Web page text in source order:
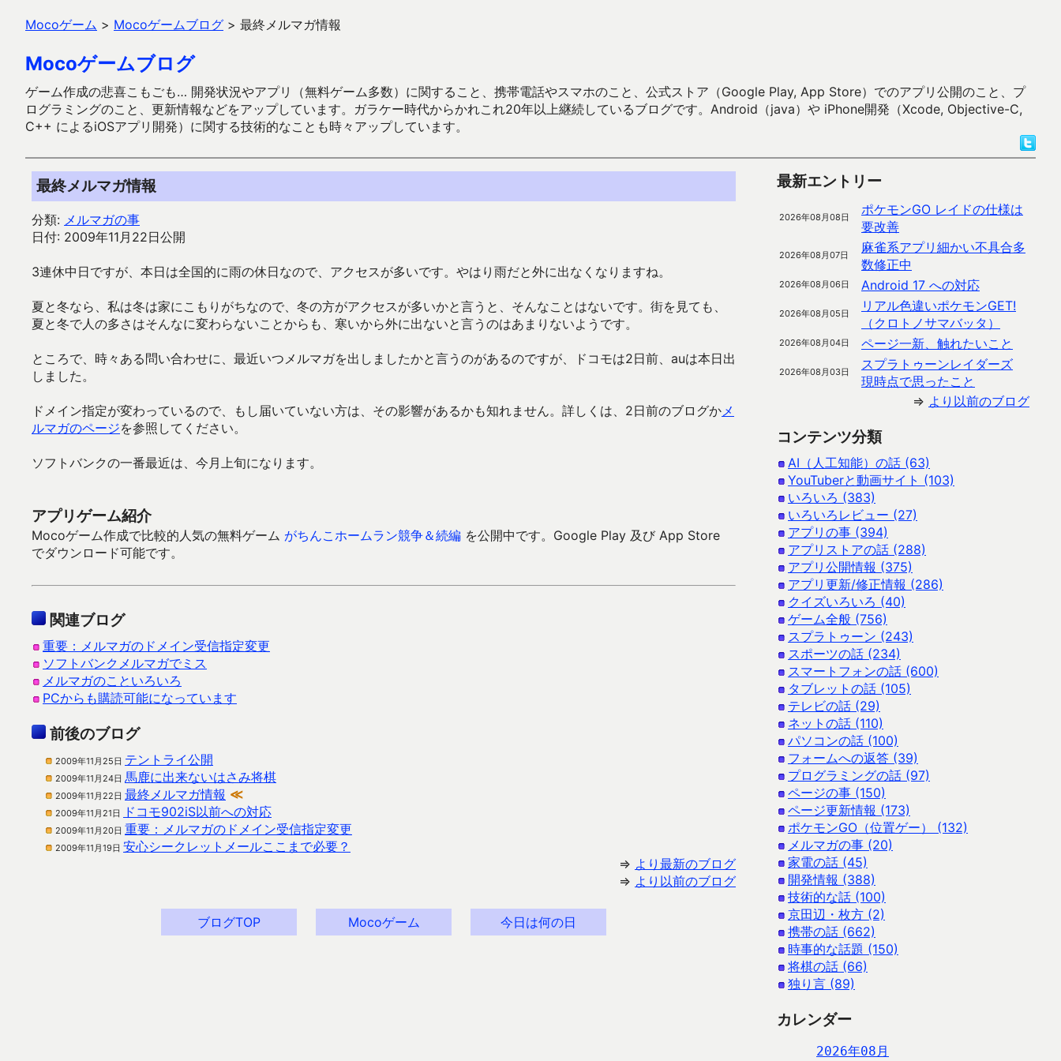
Mocoゲーム > Mocoゲームブログ > 最終メルマガ情報
Mocoゲームブログ
ゲーム作成の悲喜こもごも… 開発状況やアプリ（無料ゲーム多数）に関すること、携帯電話やスマホのこと、公式ストア（Google Play, App Store）でのアプリ公開のこと、プ
ログラミングのこと、更新情報などをアップしています。ガラケー時代からかれこれ20年以上継続しているブログです。Android（java）や iPhone開発（Xcode, Objective-C,
C++ によるiOSアプリ開発）に関する技術的なことも時々アップしています。
最終メルマガ情報
分類: メルマガの事
日付: 2009年11月22日公開
3連休中日ですが、本日は全国的に雨の休日なので、アクセスが多いです。やはり雨だと外に出なくなりますね。
夏と冬なら、私は冬は家にこもりがちなので、冬の方がアクセスが多いかと言うと、そんなことはないです。街を見ても、
夏と冬で人の多さはそんなに変わらないことからも、寒いから外に出ないと言うのはあまりないようです。
ところで、時々ある問い合わせに、最近いつメルマガを出しましたかと言うのがあるのですが、ドコモは2日前、auは本日出
しました。
ドメイン指定が変わっているので、もし届いていない方は、その影響があるかも知れません。詳しくは、2日前のブログかメ
ルマガのページを参照してください。
ソフトバンクの一番最近は、今月上旬になります。
アプリゲーム紹介
Mocoゲーム作成で比較的人気の無料ゲーム がちんこホームラン競争＆続編 を公開中です。Google Play 及び App Store
でダウンロード可能です。
関連ブログ
重要：メルマガのドメイン受信指定変更
ソフトバンクメルマガでミス
メルマガのこといろいろ
PCからも購読可能になっています
前後のブログ
2009年11月25日 テントライ公開
2009年11月24日 馬鹿に出来ないはさみ将棋
2009年11月22日 最終メルマガ情報 ≪
2009年11月21日 ドコモ902iS以前への対応
2009年11月20日 重要：メルマガのドメイン受信指定変更
2009年11月19日 安心シークレットメールここまで必要？
⇒ より最新のブログ
⇒ より以前のブログ
ブログTOP Mocoゲーム 今日は何の日
最新エントリー
2026年08月08日
ポケモンGO レイドの仕様は
要改善
2026年08月07日
麻雀系アプリ細かい不具合多
数修正中
2026年08月06日 Android 17 への対応
2026年08月05日
リアル色違いポケモンGET!
（クロトノサマバッタ）
2026年08月04日 ページ一新、触れたいこと
2026年08月03日
スプラトゥーンレイダーズ
現時点で思ったこと
⇒ より以前のブログ
コンテンツ分類
AI（人工知能）の話 (63)
YouTuberと動画サイト (103)
いろいろ (383)
いろいろレビュー (27)
アプリの事 (394)
アプリストアの話 (288)
アプリ公開情報 (375)
アプリ更新/修正情報 (286)
クイズいろいろ (40)
ゲーム全般 (756)
スプラトゥーン (243)
スポーツの話 (234)
スマートフォンの話 (600)
タブレットの話 (105)
テレビの話 (29)
ネットの話 (110)
パソコンの話 (100)
フォームへの返答 (39)
プログラミングの話 (97)
ページの事 (150)
ページ更新情報 (173)
ポケモンGO（位置ゲー） (132)
メルマガの事 (20)
家電の話 (45)
開発情報 (388)
技術的な話 (100)
京田辺・枚方 (2)
携帯の話 (662)
時事的な話題 (150)
将棋の話 (66)
独り言 (89)
カレンダー
2026年08月